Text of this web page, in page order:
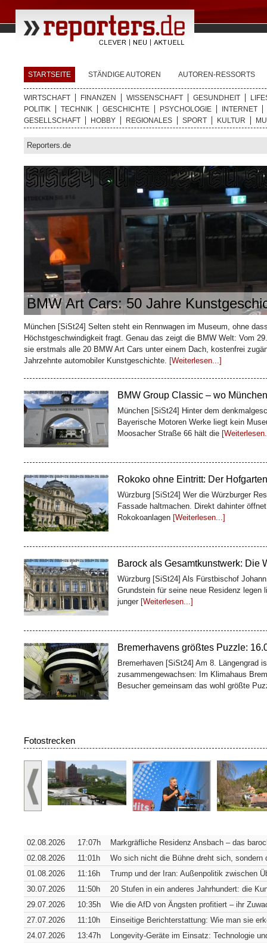
STARTSEITE STÄNDIGE AUTOREN AUTOREN-RESSORTS
WIRTSCHAFT FINANZEN WISSENSCHAFT GESUNDHEIT
POLITIK
TECHNIK GESCHICHTE PSYCHOLOGIE
INTERNET
GESELLSCHAFT
HOBBY REGIONALES SPORT KULTUR
Reporters.de
BMW Art Cars: 50 Jahre
München [SiSt24] Selten steht ein Rennwagen im Museum, ohne
Höchstgeschwindigkeit fragt. Genau das zeigt die BMW Welt: Vom
sie erstmals alle 20 BMW Art Cars unter einem Dach, kostenfrei
Jahrzehnte automobiler Kunstgeschichte. [Weiterlesen...]
Wie ein Kaffeehändler Bremen
Bremen [SiSt24] Mitten in der Bremer
Meter lang ist und trotzdem eine ganze
Kaffeekaufmann[Weiterlesen...]
BMW Group Classic – wo
München [SiSt24] Hinter dem
Bayerische Motoren Werke liegt kein
Moosacher Straße 66 hält die
Rokoko ohne Eintritt: Der
Würzburg [SiSt24] Wer die Würzburger
Fassade haltmachen. Direkt dahinter
Rokokoanlagen [Weiterlesen...]
Barock als Gesamtkunstwerk: Die
Würzburg [SiSt24] Als Fürstbischof
Grundstein für seine neue Residenz legen
junger [Weiterlesen...]
Bremerhavens größtes Puzzle:
Bremerhaven [SiSt24] Am 8. Längengrad
zusammengewachsen: Im Klimahaus
Besucher gemeinsam das wohl größte
Würzburg [SiSt24] Wer die Würzburger
Geschichte: Oben glänzen Treppenhaus
zweites Bauwerk
[Weiterlesen...]
sich in ihrer südwestlichen Ecke verbirgt.
Fassade [Weiterlesen...]
Wie Bremens ärmstes Viertel zum
Bremen [SiSt24] Wer durch den Schnoor
einziehen: Die Gassen sind so schmal,
passen. Genau das hat das [Weiterlesen...]
Fotostrecken
02.08.2026 17:07h
Markgräfliche Residenz Ansbach – das
02.08.2026
11:01h
Wo sich nicht die Bühne dreht sich, sondern
01.08.2026
11:16h
Trump und der Iran: Außenpolitik zwischen
30.07.2026
11:50h
20 Stufen in ein anderes Jahrhundert: die
29.07.2026
10:35h
Wie die AfD von Ängsten profitiert – ihr
27.07.2026
11:10h
Einseitige Berichterstattung: Wie man sie
24.07.2026
13:47h
Longevity-Geräte im Einsatz: Technologie